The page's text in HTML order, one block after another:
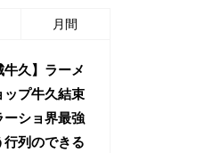
月間
牛久】ラーメ
ップ牛久結束
ーショ界最強
行列のできる